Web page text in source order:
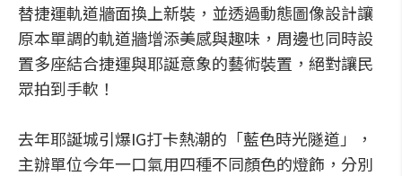
替捷運軌道牆面換上新裝，並透過動態圖像設計讓
原本單調的軌道牆增添美感與趣味，周邊也同時設
置多座結合捷運與耶誕意象的藝術裝置，絕對讓民
眾拍到手軟！
去年耶誕城引爆IG打卡熱潮的「藍色時光隧道」，
主辦單位今年一口氣用四種不同顏色的燈飾，分別